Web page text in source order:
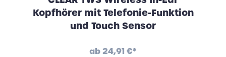
Kopfhörer mit Telefonie-Funktion
und Touch Sensor
ab 24,91 €*